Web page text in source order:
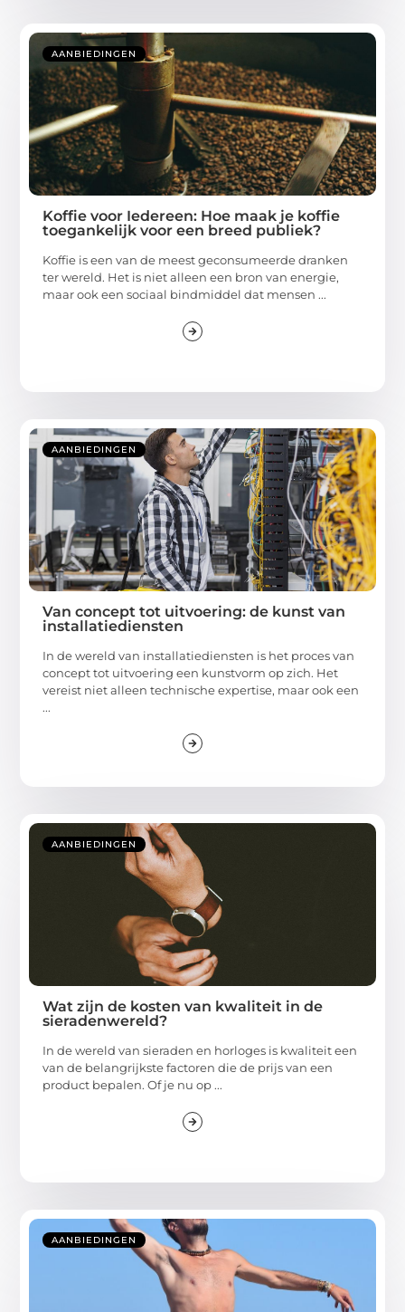
AANBIEDINGEN
Koffie voor Iedereen: Hoe maak je koffie
toegankelijk voor een breed publiek?
Koffie is een van de meest geconsumeerde dranken
ter wereld. Het is niet alleen een bron van energie,
maar ook een sociaal bindmiddel dat mensen ...
AANBIEDINGEN
Van concept tot uitvoering: de kunst van
installatiediensten
In de wereld van installatiediensten is het proces van
concept tot uitvoering een kunstvorm op zich. Het
vereist niet alleen technische expertise, maar ook een
...
AANBIEDINGEN
Wat zijn de kosten van kwaliteit in de
sieradenwereld?
In de wereld van sieraden en horloges is kwaliteit een
van de belangrijkste factoren die de prijs van een
product bepalen. Of je nu op ...
AANBIEDINGEN